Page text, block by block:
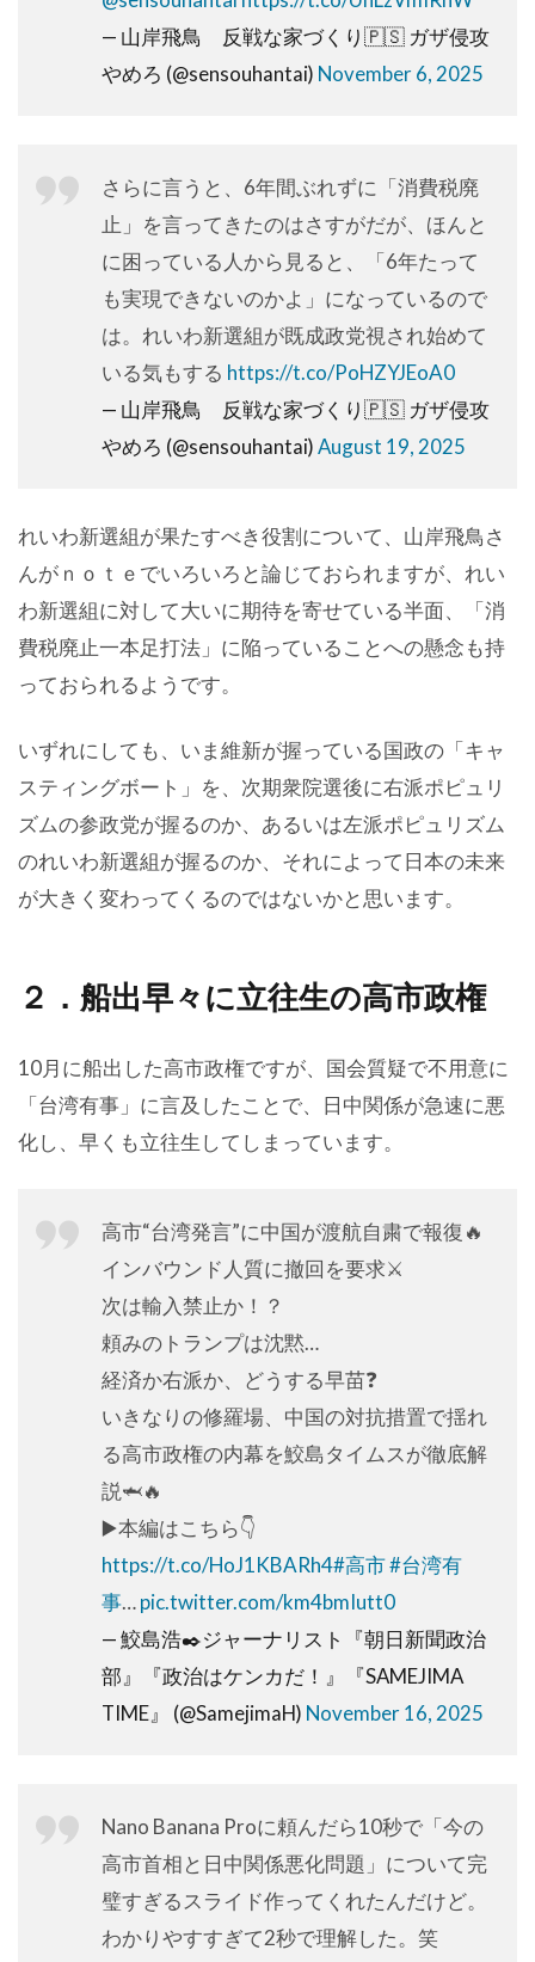
— 山岸飛鳥 反戦な家づくり🇵🇸 ガザ侵攻
やめろ (@sensouhantai) November 6, 2025
さらに言うと、6年間ぶれずに「消費税廃
止」を言ってきたのはさすがだが、ほんと
に困っている人から見ると、「6年たって
も実現できないのかよ」になっているので
は。れいわ新選組が既成政党視され始めて
いる気もする https://t.co/PoHZYJEoA0
— 山岸飛鳥 反戦な家づくり🇵🇸 ガザ侵攻
やめろ (@sensouhantai)August 19, 2025
れいわ新選組が果たすべき役割について、山岸飛鳥さ
んがｎｏｔｅでいろいろと論じておられますが、れい
わ新選組に対して大いに期待を寄せている半面、「消
費税廃止一本足打法」に陥っていることへの懸念も持
っておられるようです。
いずれにしても、いま維新が握っている国政の「キャ
スティングボート」を、次期衆院選後に右派ポピュリ
ズムの参政党が握るのか、あるいは左派ポピュリズム
のれいわ新選組が握るのか、それによって日本の未来
が大きく変わってくるのではないかと思います。
２．船出早々に立往生の高市政権
10月に船出した高市政権ですが、国会質疑で不用意に
「台湾有事」に言及したことで、日中関係が急速に悪
化し、早くも立往生してしまっています。
高市“台湾発言”に中国が渡航自粛で報復🔥
インバウンド人質に撤回を要求⚔️
次は輸入禁止か！？
頼みのトランプは沈黙…
経済か右派か、どうする早苗❓
いきなりの修羅場、中国の対抗措置で揺れ
る高市政権の内幕を鮫島タイムスが徹底解
説🦈🔥
▶️本編はこちら👇
https://t.co/HoJ1KBARh4#高市#台湾有
事…pic.twitter.com/km4bmIutt0
— 鮫島浩✒️ジャーナリスト『朝日新聞政治
部』『政治はケンカだ！』『SAMEJIMA
TIME』 (@SamejimaH) November 16, 2025
Nano Banana Proに頼んだら10秒で「今の
高市首相と日中関係悪化問題」について完
璧すぎるスライド作ってくれたんだけど。
わかりやすすぎて2秒で理解した。笑